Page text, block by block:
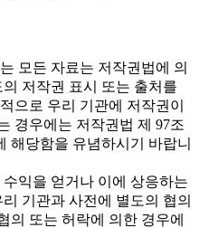
모든 자료는 저작권법에 의
저작권 표시 또는 출처를
으로 우리 기관에 저작권이
경우에는 저작권법 제 97조
해당함을 유념하시기 바랍니
익을 얻거나 이에 상응하는
기관과 사전에 별도의 협의
의 또는 허락에 의한 경우에